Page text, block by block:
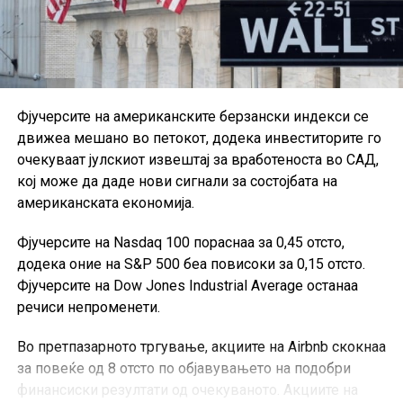
Фјучерсите на американските берзански индекси се
движеа мешано во петокот, додека инвеститорите го
очекуваат јулскиот извештај за вработеноста во САД,
кој може да даде нови сигнали за состојбата на
американската економија.
Фјучерсите на Nasdaq 100 пораснаа за 0,45 отсто,
додека оние на S&P 500 беа повисоки за 0,15 отсто.
Фјучерсите на Dow Jones Industrial Average останаа
речиси непроменети.
Во претпазарното тргување, акциите на Airbnb скокнаа
за повеќе од 8 отсто по објавувањето на подобри
финансиски резултати од очекуваното. Акциите на